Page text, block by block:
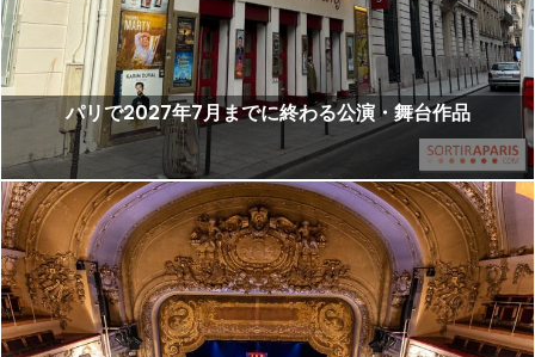
パリで2027年7月までに終わる公演・舞台作品